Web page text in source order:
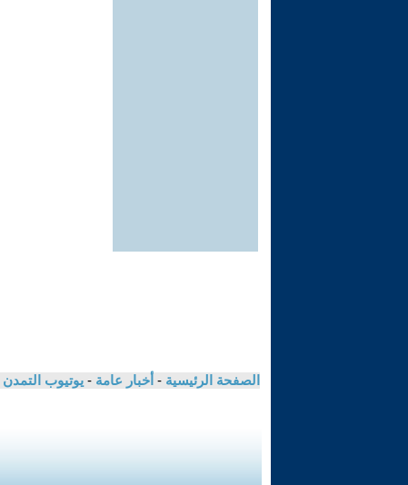
الصفحة الرئيسية - أخبار عامة - يوتيوب التمدن